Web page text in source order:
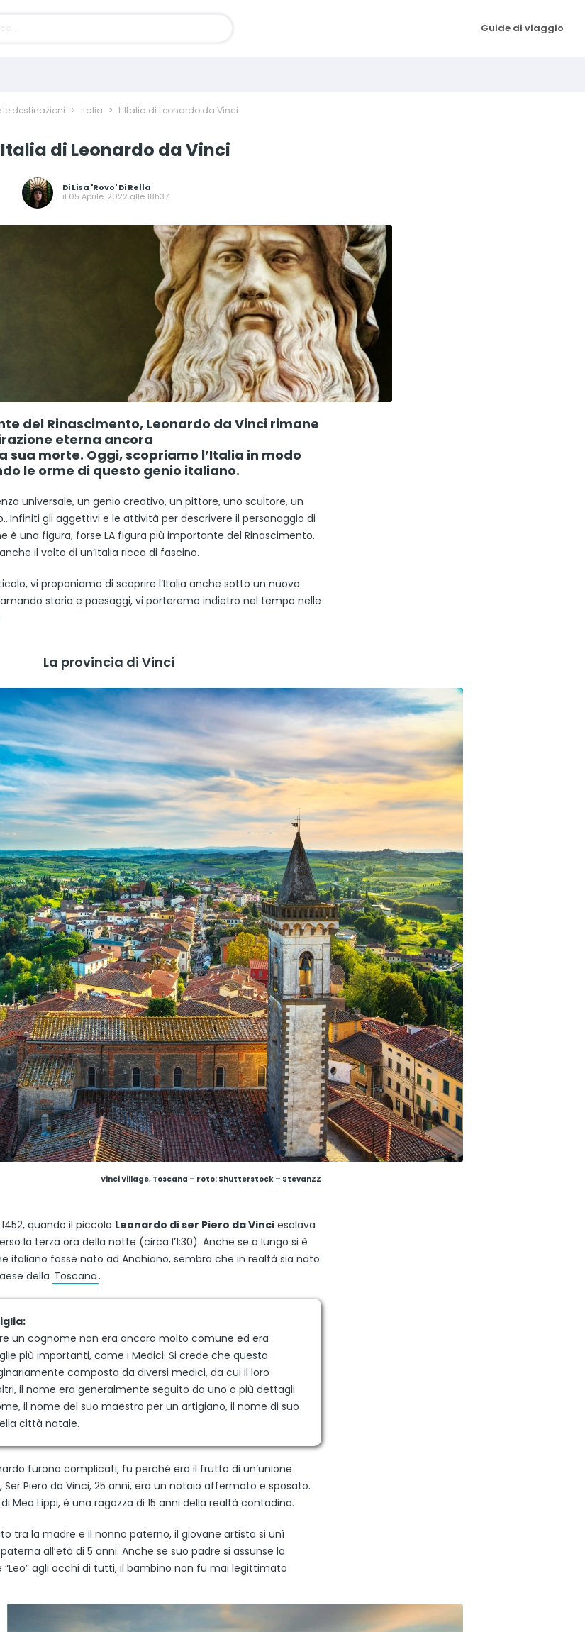
Guide di viaggio
le destinazioni > Italia > L’Italia di Leonardo da Vinci
di Leonardo da Vinci
DiLisa 'Rovo' Di Rella
il 05 Aprile, 2022 alle 18h37
del Rinascimento, Leonardo da Vinci rimane
eterna ancora
sua morte. Oggi, scopriamo l’Italia in modo
le orme di questo genio italiano.
universale, un genio creativo, un pittore, uno scultore, un
gli aggettivi e le attività per descrivere il personaggio di
è una figura, forse LA figura più importante del Rinascimento.
il volto di un’Italia ricca di fascino.
vi proponiamo di scoprire l’Italia anche sotto un nuovo
storia e paesaggi, vi porteremo indietro nel tempo nelle
La provincia di Vinci
Vinci Village, Toscana – Foto: Shutterstock – StevanZZ
quando il piccolo Leonardo di ser Piero da Vinci esalava
la terza ora della notte (circa l’1:30). Anche se a lungo si è
italiano fosse nato ad Anchiano, sembra che in realtà sia nato
della Toscana .
un cognome non era ancora molto comune ed era
più importanti, come i Medici. Si crede che questa
composta da diversi medici, da cui il loro
il nome era generalmente seguito da uno o più dettagli
il nome del suo maestro per un artigiano, il nome di suo
città natale.
furono complicati, fu perché era il frutto di un’unione
Ser Piero da Vinci, 25 anni, era un notaio affermato e sposato.
Meo Lippi, è una ragazza di 15 anni della realtà contadina.
tra la madre e il nonno paterno, il giovane artista si unì
all’età di 5 anni. Anche se suo padre si assunse la
agli occhi di tutti, il bambino non fu mai legittimato